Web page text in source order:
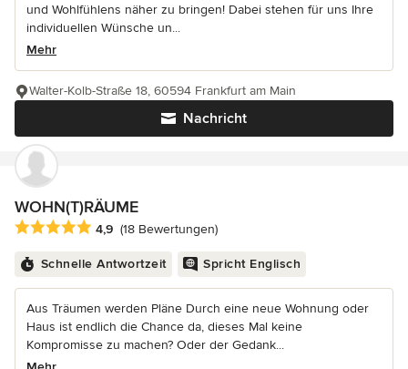
und Wohlfühlens näher zu bringen! Dabei stehen für uns Ihre
individuellen Wünsche un...
Mehr
Nachricht
Walter-Kolb-Straße 18, 60594 Frankfurt am Main
WOHN(T)RÄUME
Durchschnittliche Bewertung: 4.9 von 5 Sternen
4,9 (18 Bewertungen)
Schnelle Antwortzeit Spricht Englisch
Aus Träumen werden Pläne Durch eine neue Wohnung oder
Haus ist endlich die Chance da, dieses Mal keine
Kompromisse zu machen? Oder der Gedank...